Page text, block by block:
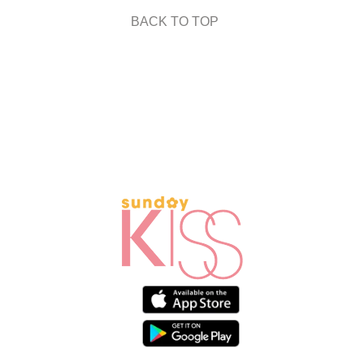
BACK TO TOP